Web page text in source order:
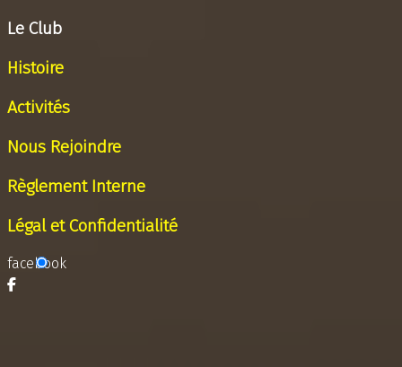
Le Club
Histoire
Activités
Nous Rejoindre
Règlement Interne
Légal et Confidentialité
facebook